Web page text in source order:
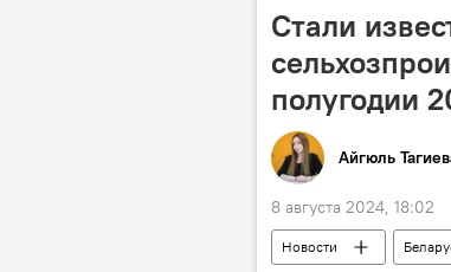
Стали
полугодии
Айгюль
8 августа 2024, 18:02
Новости